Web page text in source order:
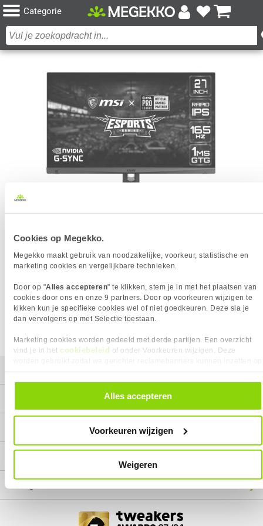
Cookies op Megekko.
Megekko maakt gebruik van noodzakelijke, voorkeur, statistische en
marketing cookies en vergelijkbare technieken.
Door op "Alles accepteren" te klikken, stem je in met het plaatsen van
cookies door ons en onze 9 partners. Door op voorkeuren wijzigen te
kikken kun je specifieke cookies wel of niet goedkeuren. Deze sla je
dan vervolgens op met Selectie toestaan.
Marketing cookies worden gedeeld met derde partijen. Een overzicht
vind je in het cookiebeleid of onder Voorkeuren wijzigen. Deze
alle cookies. Je kunt je gegeven toestemming altijd intrekken, dit doe je
door in de footer van onze website te klikken op ‘Cookievoorkeuren’
Alles accepteren
Voorkeuren wijzigen
Weigeren
Categorie
MSI OPTIX MAG274QRF 27" WQHD 165HZ GAMING
MONITOR
Het product dat je zocht is helaas niet meer beschikbaar.
Wij doen ons uiterste best om al onze producten zo lang
mogelijk leverbaar te houden.
Helaas is dit product op dit
moment bij geen van onze leveranciers leverbaar.
We helpen je graag met een ander product uit de categorie